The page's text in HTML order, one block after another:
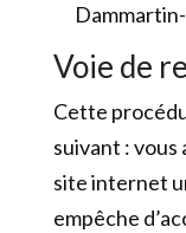
Voie de
Cette
suivant : vous
site internet
empêche